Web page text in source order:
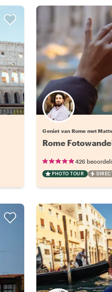
Geniet van Rome met
Rome
426
PHOTO TOUR